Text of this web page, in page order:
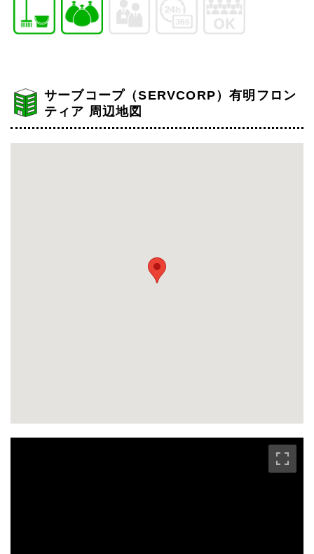
サーブコープ（SERVCORP）有明フロン
ティア 周辺地図